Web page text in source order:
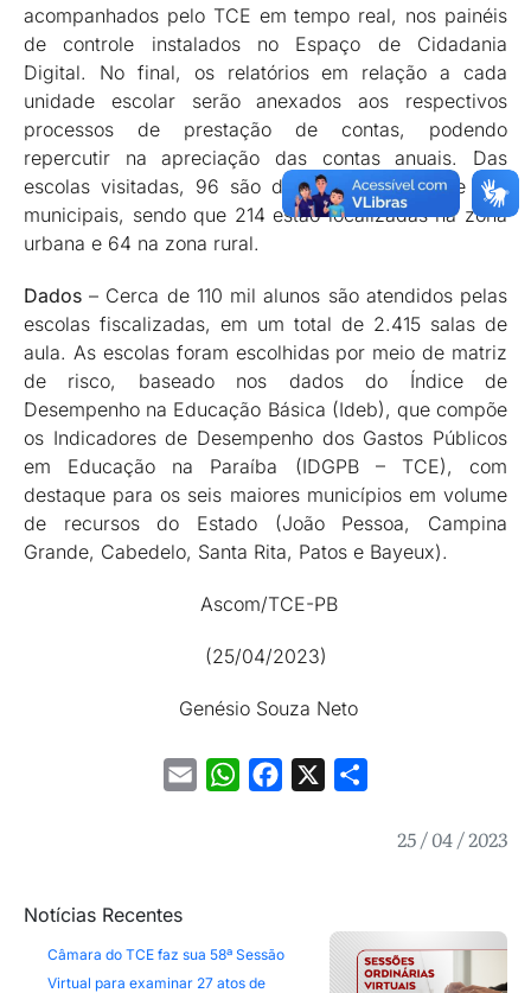
acompanhados pelo TCE em tempo real, nos painéis
de controle instalados no Espaço de Cidadania
Digital. No final, os relatórios em relação a cada
unidade escolar serão anexados aos respectivos
processos de prestação de contas, podendo
repercutir na apreciação das contas anuais. Das
escolas visitadas, 96 são da esfera estadual e 182
municipais, sendo que 214 estão localizadas na zona
urbana e 64 na zona rural.
Dados – Cerca de 110 mil alunos são atendidos pelas
escolas fiscalizadas, em um total de 2.415 salas de
aula. As escolas foram escolhidas por meio de matriz
de risco, baseado nos dados do Índice de
Desempenho na Educação Básica (Ideb), que compõe
os Indicadores de Desempenho dos Gastos Públicos
em Educação na Paraíba (IDGPB – TCE), com
destaque para os seis maiores municípios em volume
de recursos do Estado (João Pessoa, Campina
Grande, Cabedelo, Santa Rita, Patos e Bayeux).
Ascom/TCE-PB
(25/04/2023)
Genésio Souza Neto
Email WhatsAppFacebook
25 / 04 / 2023
Notícias Recentes
Câmara do TCE faz sua 58ª Sessão
Virtual para examinar 27 atos de